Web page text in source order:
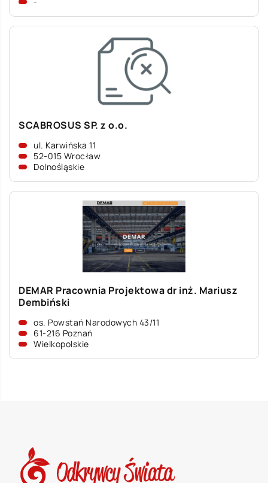
SCABROSUS SP. z o.o.
ul. Karwińska 11
52-015 Wrocław
Dolnośląskie
DEMAR Pracownia Projektowa dr inż. Mariusz
Dembiński
os. Powstań Narodowych 43/11
61-216 Poznań
Wielkopolskie